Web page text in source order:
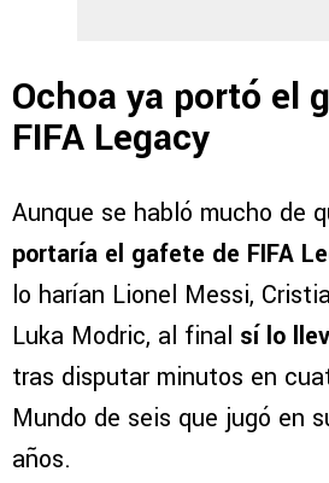
Ochoa ya portó el
FIFA Legacy
Aunque se habló mucho de
portaría el gafete de FIFA
lo harían Lionel Messi,
Luka Modric, al final sí lo
tras disputar minutos en
Mundo de seis que jugó en
años.